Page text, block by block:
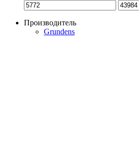
Производитель
Grundens